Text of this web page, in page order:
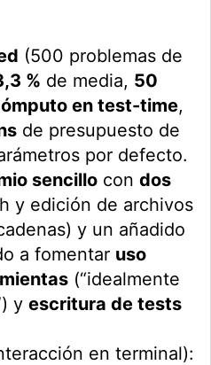
(500 problemas de
% de media, 50
en test-time,
de presupuesto de
por defecto.
sencillo condos
y edición de archivos
y un añadido
a fomentar uso
(“idealmente
yescritura de tests
en terminal):